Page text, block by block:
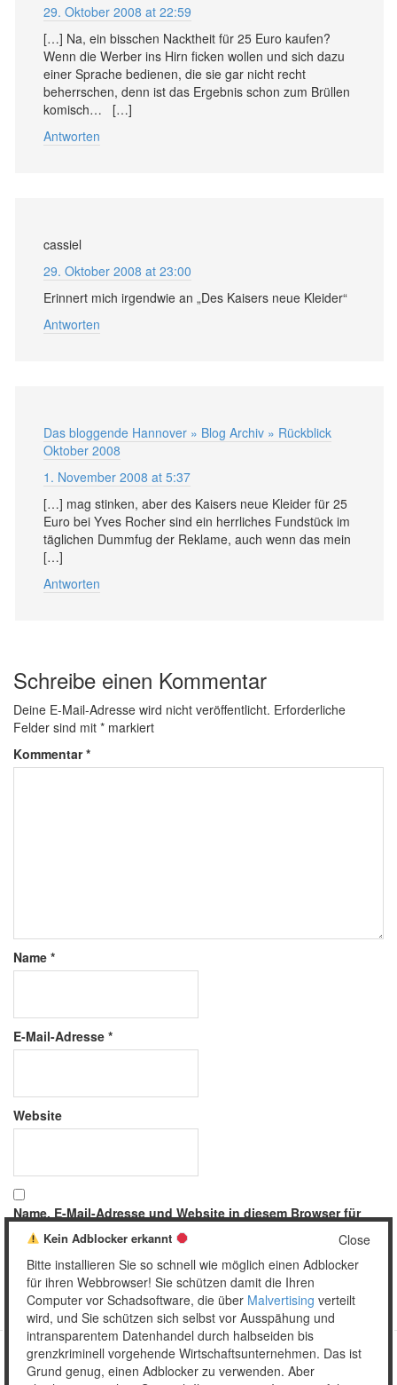
29. Oktober 2008 at 22:59
[…] Na, ein bisschen Nacktheit für 25 Euro kaufen?
Wenn die Werber ins Hirn ficken wollen und sich dazu
einer Sprache bedienen, die sie gar nicht recht
beherrschen, denn ist das Ergebnis schon zum Brüllen
komisch… […]
Antworten
cassiel
29. Oktober 2008 at 23:00
Erinnert mich irgendwie an „Des Kaisers neue Kleider“
Antworten
Das bloggende Hannover » Blog Archiv » Rückblick
Oktober 2008
1. November 2008 at 5:37
[…] mag stinken, aber des Kaisers neue Kleider für 25
Euro bei Yves Rocher sind ein herrliches Fundstück im
täglichen Dummfug der Reklame, auch wenn das mein
[…]
Antworten
Schreibe einen Kommentar
Deine E-Mail-Adresse wird nicht veröffentlicht. Erforderliche
Felder sind mit * markiert
Kommentar*
Name *
E-Mail-Adresse *
Website
Name, E-Mail-Adresse und Website in diesem Browser für
meinen nächsten Kommentar speichern.
Copyright © 2026 Unser täglich Spam.
Close
Kein Adblocker erkannt
Bitte installieren Sie so schnell wie möglich einen Adblocker
für ihren Webbrowser! Sie schützen damit die Ihren
Computer vor Schadsoftware, die über Malvertising verteilt
wird, und Sie schützen sich selbst vor Ausspähung und
intransparentem Datenhandel durch halbseiden bis
grenzkriminell vorgehende Wirtschaftsunternehmen. Das ist
Grund genug, einen Adblocker zu verwenden. Aber